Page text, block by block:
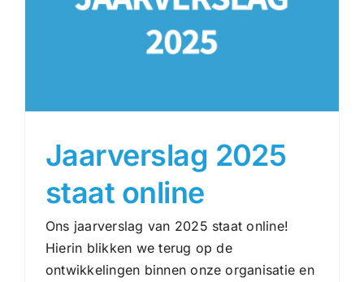
Jaarverslag 2025
staat online
Ons jaarverslag van 2025 staat online!
Hierin blikken we terug op de
ontwikkelingen binnen onze organisatie en